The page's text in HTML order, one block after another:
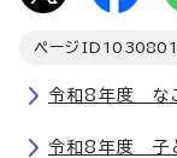
ページID 1030801
令和8年度 な
令和8年度 子